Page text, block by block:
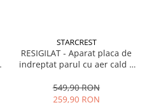
STARCREST
RESIGILAT - Aparat placa de
indreptat parul cu aer cald 2
1300 W, Uscare si indreptare,
Afisaj LCD, Tehnologie cu ioni
549,90 RON
259,90 RON